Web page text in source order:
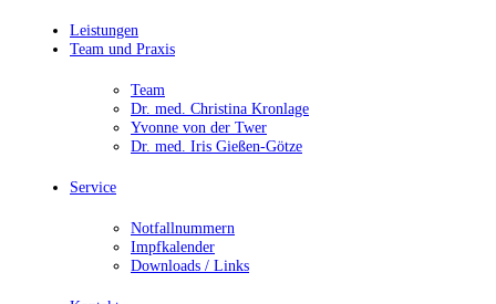
Leistungen
Team und Praxis
Team
Dr. med. Christina Kronlage
Yvonne von der Twer
Dr. med. Iris Gießen-Götze
Service
Notfallnummern
Impfkalender
Downloads / Links